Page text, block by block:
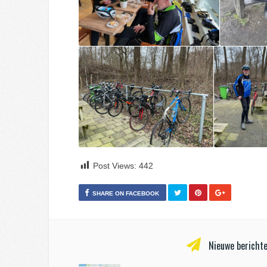
Post Views: 442
SHARE ON FACEBOOK
Nieuwe